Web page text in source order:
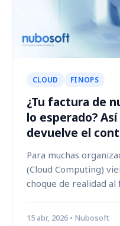
CLOUD FINOPS
¿Tu factura de
lo esperado?
devuelve el
Para muchas
(Cloud Computing)
choque de realidad al
15 abr, 2026 • Nubosoft